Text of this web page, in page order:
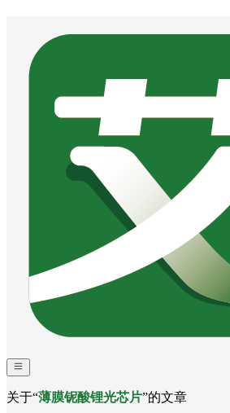
关于“薄膜铌酸锂光芯片”的文章